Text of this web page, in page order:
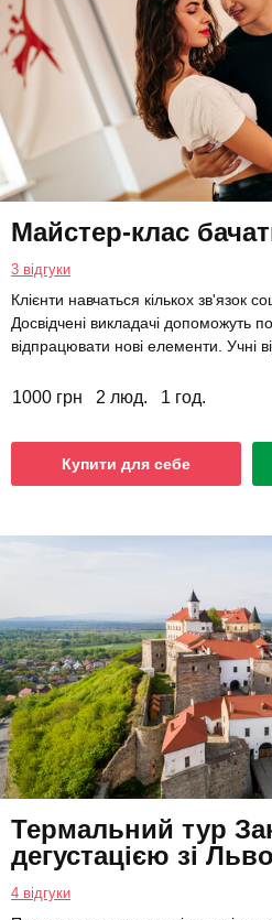
Майстер-клас
3 відгуки
Клієнти навчаться кількох зв'язок
Досвідчені викладачі допоможуть
відпрацювати нові елементи. Учні
1000 грн 2 люд. 1 год.
Купити для себе
Термальний тур
дегустацією зі
4 відгуки